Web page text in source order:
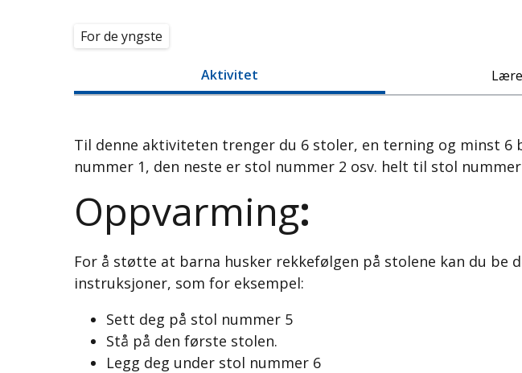
For de yngste
Aktivitet
Til denne aktiviteten trenger du 6 stoler, en terning og minst 6
nummer 1, den neste er stol nummer 2 osv. helt til stol
Oppvarming:
For å støtte at barna husker rekkefølgen på stolene kan du
instruksjoner, som for eksempel:
Sett deg på stol nummer 5
Stå på den første stolen.
Legg deg under stol nummer 6